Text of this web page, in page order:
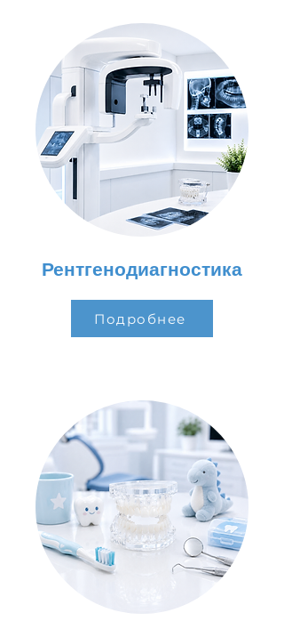
Рентгенодиагностика
Подробнее